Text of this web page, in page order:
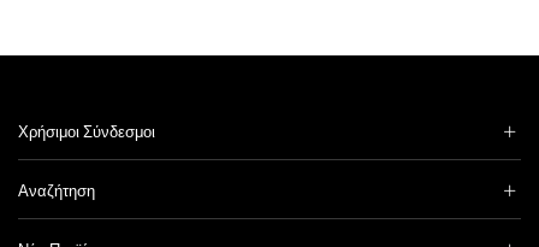
Χρήσιμοι Σύνδεσμοι
Αναζήτηση